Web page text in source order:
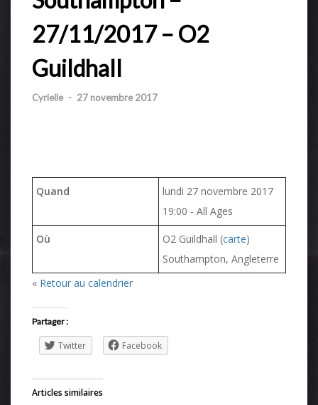
27/11/2017 – O2
Guildhall
Cyrielle - 27 novembre 2017
Quand
lundi 27 novembre 2017
19:00 - All Ages
Où O2 Guildhall (carte)
Southampton, Angleterre
« Retour au calendrier
Partager :
Twitter Facebook
Articles similaires